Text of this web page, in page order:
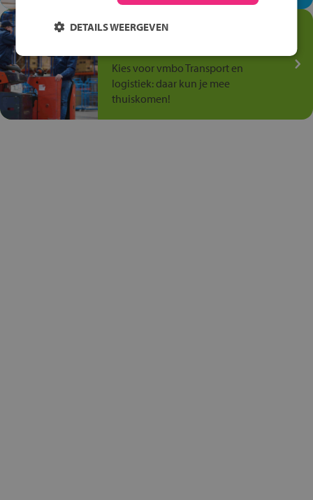
Jouw talent in de
Kies voor vmbo Transport en
logistiek: daar kun je mee
thuiskomen!
DETAILS WEERGEVEN